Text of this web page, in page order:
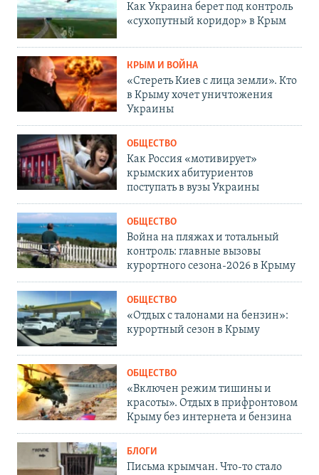
Как Украина берет под контроль
«сухопутный коридор» в Крым
КРЫМ И ВОЙНА
«Стереть Киев с лица земли». Кто
в Крыму хочет уничтожения
Украины
ОБЩЕСТВО
Как Россия «мотивирует»
крымских абитуриентов
поступать в вузы Украины
ОБЩЕСТВО
Война на пляжах и тотальный
контроль: главные вызовы
курортного сезона-2026 в Крыму
ОБЩЕСТВО
«Отдых с талонами на бензин»:
курортный сезон в Крыму
ОБЩЕСТВО
«Включен режим тишины и
красоты». Отдых в прифронтовом
Крыму без интернета и бензина
БЛОГИ
Письма крымчан. Что-то стало